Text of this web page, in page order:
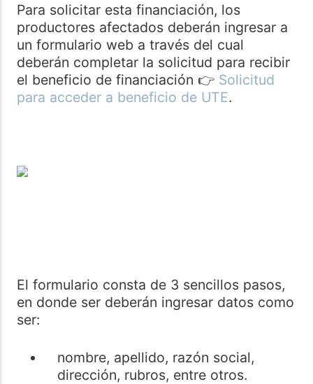
Para solicitar esta financiación, los
productores afectados deberán ingresar a
un formulario web a través del cual
deberán completar la solicitud para recibir
el beneficio de financiación 👉 Solicitud
para acceder a beneficio de UTE.
El formulario consta de 3 sencillos pasos,
en donde ser deberán ingresar datos como
ser:
nombre, apellido, razón social,
dirección, rubros, entre otros.